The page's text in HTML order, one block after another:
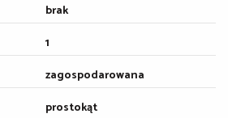
brak
1
zagospodarowana
prostokąt